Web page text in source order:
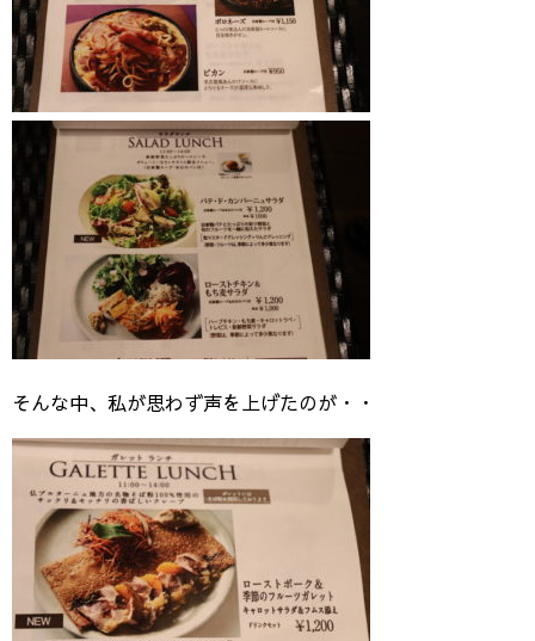
そんな中、私が思わず声を上げたのが・・